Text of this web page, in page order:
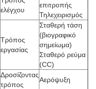
ελέγχου
επιτροπής
Τηλεχειρισμός
Τρόπος
εργασίας
Σταθερή τάση
(βιογραφικό
σημείωμα)
Σταθερό ρεύμα
(CC)
Δροσίζοντας
τρόπος
Αερόψυξη